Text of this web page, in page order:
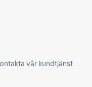
vår kundtjänst